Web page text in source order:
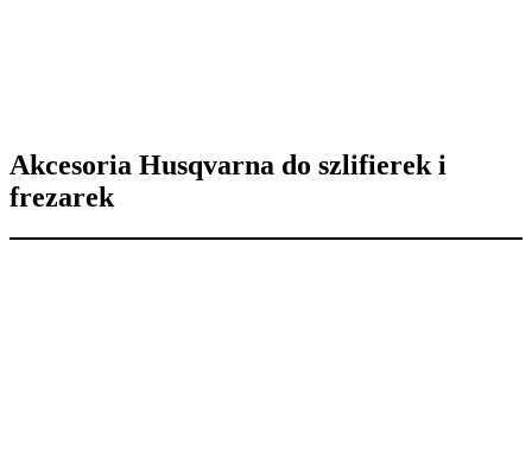
Akcesoria Husqvarna do szlifierek i
frezarek